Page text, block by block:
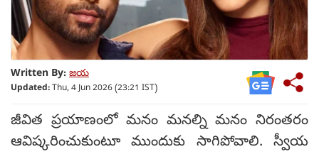
Written By: జయ
Updated:Thu, 4 Jun 2026 (23:21 IST)
జీవిత ప్రయాణంలో మనం మనల్ని మనం నిరంతరం
ఆవిష్కరించుకుంటూ ముందుకు సాగిపోవాలి. స్వీయ